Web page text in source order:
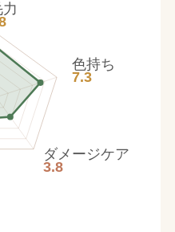
色持ち
7.3
ダメージケア
3.8